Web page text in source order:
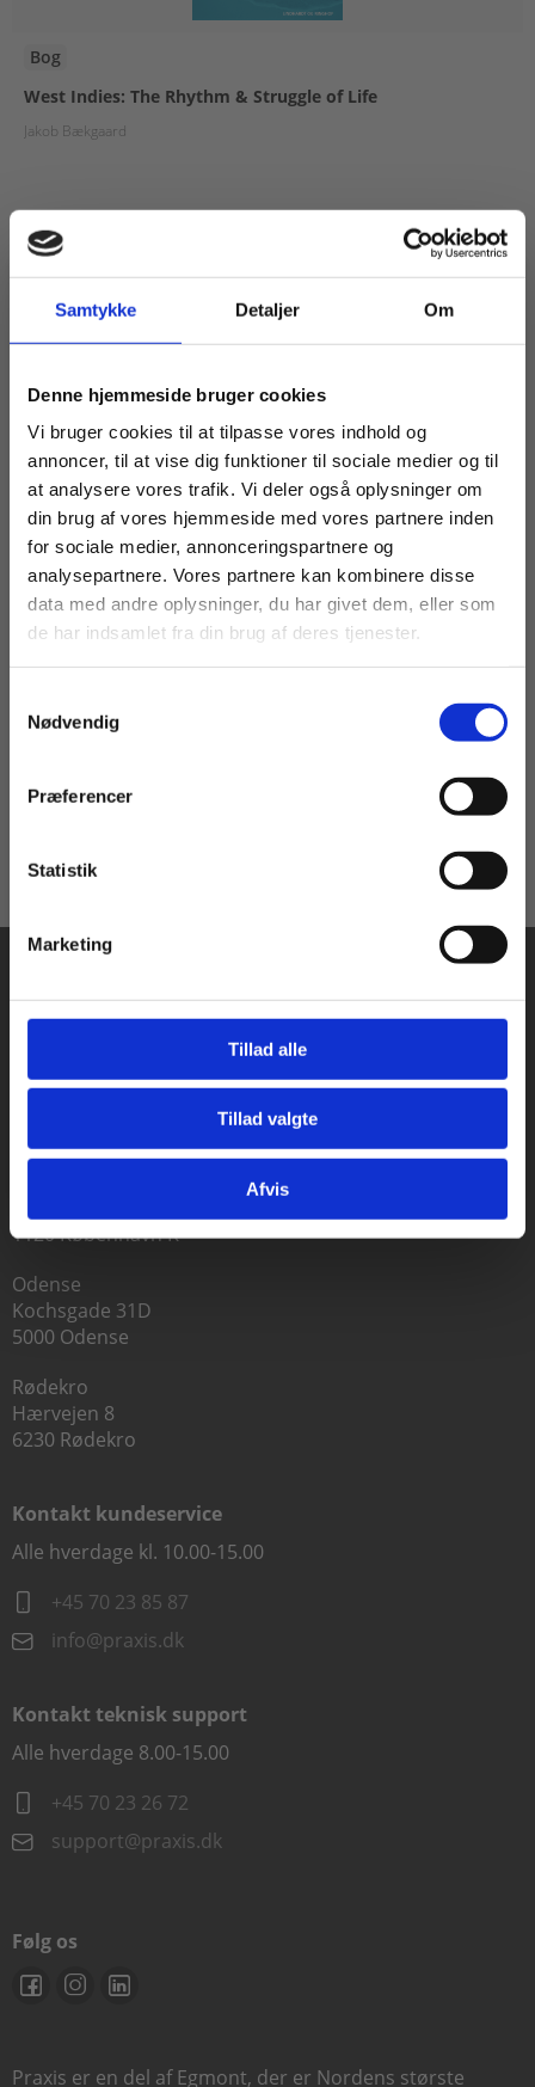
Samtykke Detaljer Om
Denne hjemmeside bruger cookies
Vi bruger cookies til at tilpasse vores indhold og
annoncer, til at vise dig funktioner til sociale medier og til
at analysere vores trafik. Vi deler også oplysninger om
din brug af vores hjemmeside med vores partnere inden
for sociale medier, annonceringspartnere og
analysepartnere. Vores partnere kan kombinere disse
data med andre oplysninger, du har givet dem, eller som
de har indsamlet fra din brug af deres tjenester.
Nødvendig
Præferencer
Statistik
Marketing
Tillad alle
Tillad valgte
Afvis
Bog
West Indies: The Rhythm & Struggle of Life
Jakob Bækgaard
299,00 KR.
2 formater
Open Wide
1120 København K
Odense
Kochsgade 31D
5000 Odense
Rødekro
Hærvejen 8
6230 Rødekro
Kontakt kundeservice
Alle hverdage kl. 10.00-15.00
+45 70 23 85 87
info@praxis.dk
Kontakt teknisk support
Alle hverdage 8.00-15.00
+45 70 23 26 72
support@praxis.dk
Følg os
Praxis er en del af Egmont, der er Nordens største
Køb læremidler og find masterclasses mm.
Fortsæt som:
For privatkunder og
studerende. Du får
vist priser inkl.
For institutioner og
virksomheder. Du
får vist priser ekskl.
Gå til praxisOnline